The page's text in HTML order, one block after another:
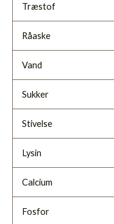
Træstof
Råaske
Vand
Sukker
Stivelse
Lysin
Calcium
Fosfor